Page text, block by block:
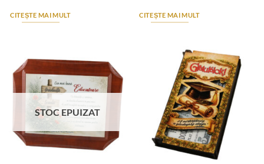
CITEȘTE MAI MULT CITEȘTE MAI MULT
STOC EPUIZAT